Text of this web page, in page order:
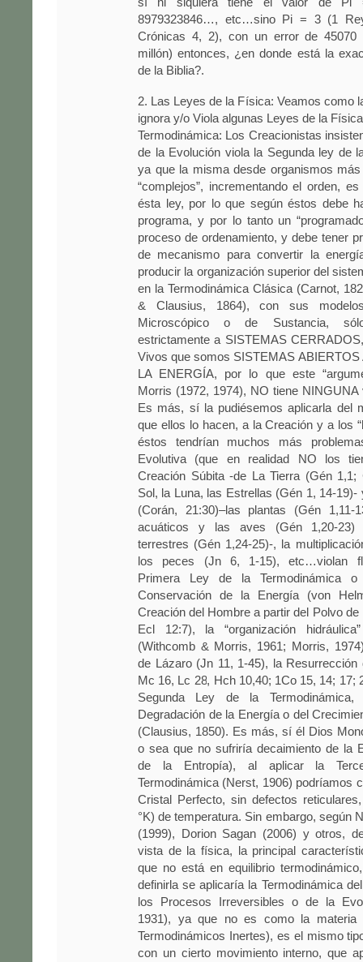
8979323846…, etc…sino Pi = 3 (1
Crónicas 4, 2), con un error de 45070
millón) entonces, ¿en donde está la
de la Biblia?.
2. Las Leyes de la Física: Veamos como
ignora y/o Viola algunas Leyes de la
Termodinámica: Los Creacionistas
de la Evolución viola la Segunda ley de
ya que la misma desde organismos más
“complejos”, incrementando el orden,
ésta ley, por lo que según éstos debe
programa, y por lo tanto un
proceso de ordenamiento, y debe tener
de mecanismo para convertir la
producir la organización superior del
en la Termodinámica Clásica (Carnot,
& Clausius, 1864), con sus
Microscópico o de Sustancia,
estrictamente a SISTEMAS
Vivos que somos SISTEMAS ABIERTOS
LA ENERGÍA, por lo que este
Morris (1972, 1974), NO tiene NINGUNA
Es más, sí la pudiésemos aplicarla del
que ellos lo hacen, a la Creación y a los
éstos tendrían muchos más
Evolutiva (que en realidad NO los
Creación Súbita -de La Tierra (Gén 1,1;
Sol, la Luna, las Estrellas (Gén 1, 14-
(Corán, 21:30)–las plantas (Gén 1,11-
acuáticos y las aves (Gén 1,20-
terrestres (Gén 1,24-25)-, la
los peces (Jn 6, 1-15), etc…violan
Primera Ley de la Termodinámica
Conservación de la Energía (von
Creación del Hombre a partir del Polvo de
Ecl 12:7), la “organización
(Withcomb & Morris, 1961; Morris,
de Lázaro (Jn 11, 1-45), la
Mc 16, Lc 28, Hch 10,40; 1Co 15, 14;
Segunda Ley de la
Degradación de la Energía o del
(Clausius, 1850). Es más, sí él Dios
o sea que no sufriría decaimiento de la
de la Entropía), al aplicar la
Termodinámica (Nerst, 1906) podríamos
Cristal Perfecto, sin defectos
°K) de temperatura. Sin embargo, según
(1999), Dorion Sagan (2006) y otros,
vista de la física, la principal
que no está en equilibrio
definirla se aplicaría la Termodinámica
los Procesos Irreversibles o de la
1931), ya que no es como la materia
Termodinámicos Inertes), es el mismo
con un cierto movimiento interno, que